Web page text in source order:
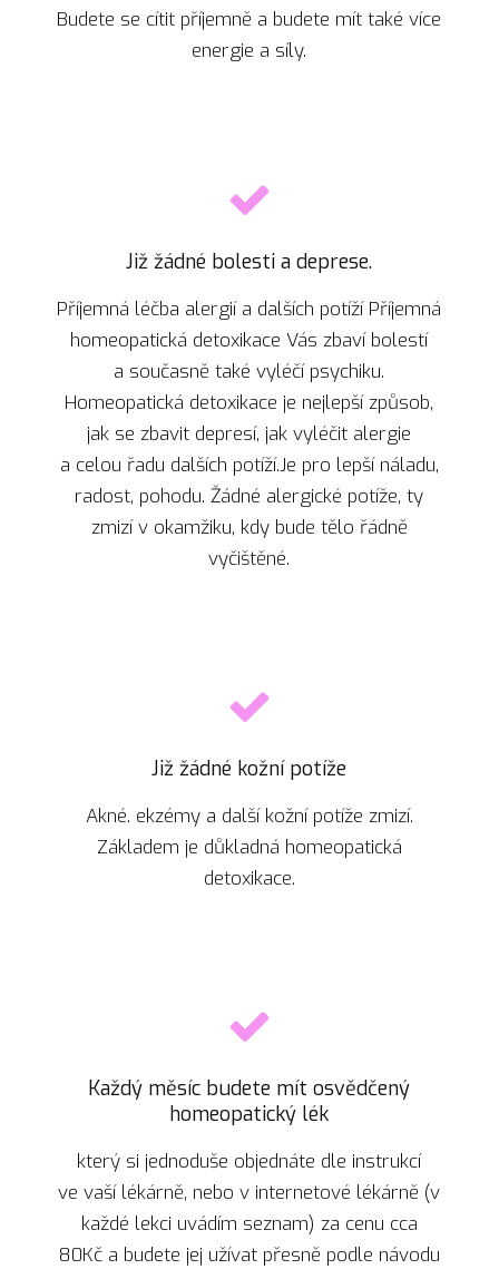
Budete se cítit příjemně a budete mít také více
energie a síly.
Již žádné bolesti a deprese.
Příjemná léčba alergií a dalších potíží Příjemná
homeopatická detoxikace Vás zbaví bolestí
a současně také vyléčí psychiku.
Homeopatická detoxikace je nejlepší způsob,
jak se zbavit depresí, jak vyléčit alergie
a celou řadu dalších potíží.Je pro lepší náladu,
radost, pohodu. Žádné alergické potíže, ty
zmizí v okamžiku, kdy bude tělo řádně
vyčištěné.
Již žádné kožní potíže
Akné. ekzémy a další kožní potíže zmizí.
Základem je důkladná homeopatická
detoxikace.
Každý měsíc budete mít osvědčený
homeopatický lék
který si jednoduše objednáte dle instrukcí
ve vaší lékárně, nebo v internetové lékárně (v
každé lekci uvádím seznam) za cenu cca
80Kč a budete jej užívat přesně podle návodu